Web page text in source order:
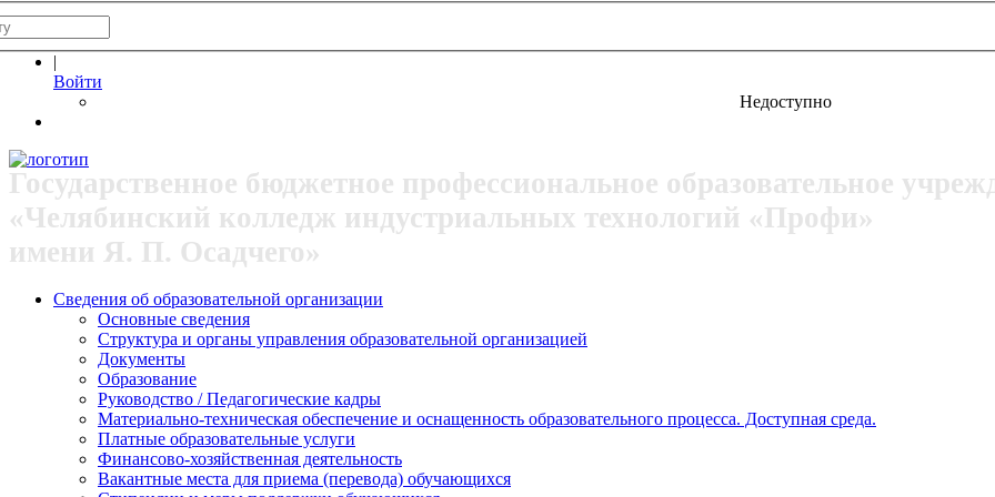
|
Войти
Недоступно
Государственное бюджетное профессиональное образовательное
«Челябинский колледж индустриальных технологий «Профи»
имени Я. П. Осадчего»
Сведения об образовательной организации
Основные сведения
Структура и органы управления образовательной организацией
Документы
Образование
Руководство / Педагогические кадры
Материально-техническая обеспечение и оснащенность образовательного процесса. Доступная среда.
Платные образовательные услуги
Финансово-хозяйственная деятельность
Вакантные места для приема (перевода) обучающихся